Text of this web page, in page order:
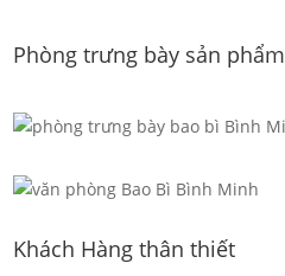
Phòng trưng bày sản phẩm
Khách Hàng thân thiết